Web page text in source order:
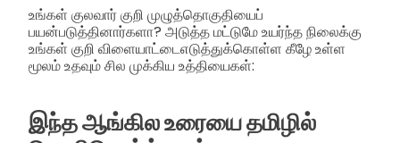
உங்கள் குலவார் குறி முழுத்தொகுதியைப்
பயன்படுத்தினார்களா? அடுத்த மட்டுமே உயர்ந்த நிலைக்கு
உங்கள் குறி விளையாட்டைஎடுத்துக்கொள்ள கீழே உள்ள
மூலம் உதவும் சில முக்கிய உத்தியைகள்:
இந்த ஆங்கில உரையை தமிழில்